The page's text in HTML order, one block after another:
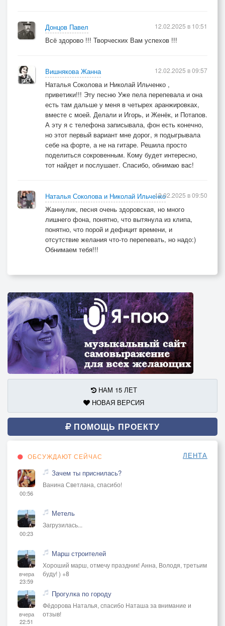
Донцов Павел
Всё здорово !!! Творческих Вам успехов !!!
12.02.2025 в 10:51
Вишнякова Жанна
Наталья Соколова и Николай Ильченко ,
приветики!!! Эту песню Уже пела перепевала и она
есть там дальше у меня в четырех аранжировках,
вместе с моей. Делали и Игорь, и Женёк, и Потапов.
А эту я с телефона записывала, фон есть конечно,
но этот первый вариант мне дорог, я подыгрывала
себе на форте, а не на гитаре. Решила просто
поделиться сокровенным. Кому будет интересно,
тот найдет и послушает. Спасибо, обнимаю вас!
12.02.2025 в 09:57
Наталья Соколова и Николай Ильченко
Жаннулик, песня очень здоровская, но много
лишнего фона, понятно, что вытянула из клипа,
понятно, что порой и дефицит времени, и
отсутствие желания что-то перепевать, но надо:)
Обнимаем тебя!!!
12.02.2025 в 09:50
НАМ 15 ЛЕТ
НОВАЯ ВЕРСИЯ
ПОМОЩЬ ПРОЕКТУ
ОБСУЖДАЮТ СЕЙЧАС ЛЕНТА
00:56
Зачем ты приснилась?
Ванина Светлана, спасибо!
00:23
Метель
Загрузилась...
вчера
23:59
Марш строителей
Хороший марш, отмечу праздник! Анна, Володя, третьим
буду! ) +8
вчера
22:51
Прогулка по городу
Фёдорова Наталья, спасибо Наташа за внимание и
отзыв!